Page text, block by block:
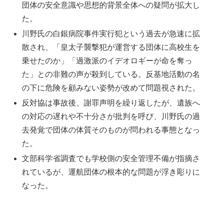
団体の安全意識や思想的背景全体への疑問が拡大し
た。
川野氏の白銀病院事件実行犯という過去が急速に拡
散され、「皇太子襲撃犯が運営する団体に高校生を
乗せたのか」「過激派のイデオロギーが命を奪っ
た」との非難の声が殺到している。反基地活動の名
の下に危険を顧みない姿勢が改めて問題視された。
反対協は事故後、謝罪声明を繰り返したが、遺族へ
の対応の遅れや不十分さが批判を呼び、川野氏の過
去発覚で団体の体質そのものが問われる事態となっ
た。
文部科学省調査でも学校側の安全管理不備が指摘さ
れているが、運航団体の根本的な問題が浮き彫りに
なった。